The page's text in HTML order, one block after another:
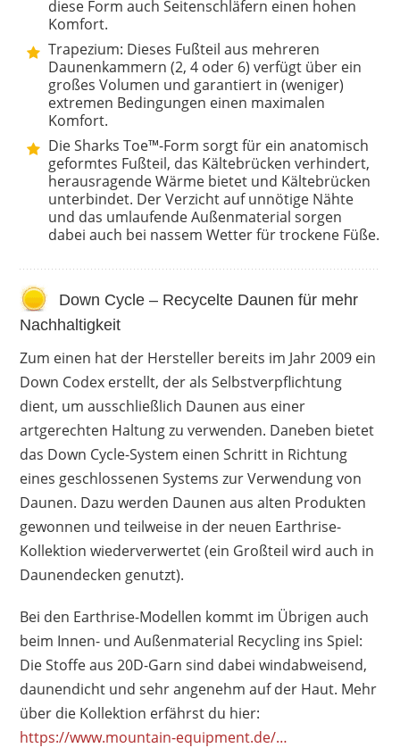
diese Form auch Seitenschläfern einen hohen
Komfort.
Trapezium: Dieses Fußteil aus mehreren
Daunenkammern (2, 4 oder 6) verfügt über ein
großes Volumen und garantiert in (weniger)
extremen Bedingungen einen maximalen
Komfort.
Die Sharks Toe™-Form sorgt für ein anatomisch
geformtes Fußteil, das Kältebrücken verhindert,
herausragende Wärme bietet und Kältebrücken
unterbindet. Der Verzicht auf unnötige Nähte
und das umlaufende Außenmaterial sorgen
dabei auch bei nassem Wetter für trockene Füße.
Down Cycle – Recycelte Daunen für mehr
Nachhaltigkeit
Zum einen hat der Hersteller bereits im Jahr 2009 ein
Down Codex erstellt, der als Selbstverpflichtung
dient, um ausschließlich Daunen aus einer
artgerechten Haltung zu verwenden. Daneben bietet
das Down Cycle-System einen Schritt in Richtung
eines geschlossenen Systems zur Verwendung von
Daunen. Dazu werden Daunen aus alten Produkten
gewonnen und teilweise in der neuen Earthrise-
Kollektion wiederverwertet (ein Großteil wird auch in
Daunendecken genutzt).
Bei den Earthrise-Modellen kommt im Übrigen auch
beim Innen- und Außenmaterial Recycling ins Spiel:
Die Stoffe aus 20D-Garn sind dabei windabweisend,
daunendicht und sehr angenehm auf der Haut. Mehr
über die Kollektion erfährst du hier:
https://www.mountain-equipment.de/…